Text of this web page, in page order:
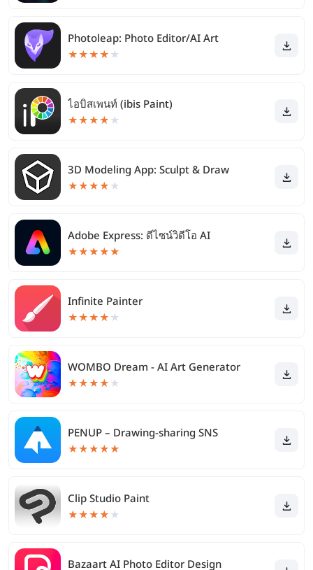
Photoleap: Photo Editor/AI Art
★★★★ ★
ไอบิสเพนท์ (ibis Paint)
★★★★ ★
3D Modeling App: Sculpt & Draw
★★★★ ★
Adobe Express: ดีไซน์วิดีโอ AI
★★★★★
Infinite Painter
★★★★ ★
WOMBO Dream - AI Art Generator
★★★★ ★
PENUP – Drawing-sharing SNS
★★★★★
Clip Studio Paint
★★★★ ★
Bazaart AI Photo Editor Design